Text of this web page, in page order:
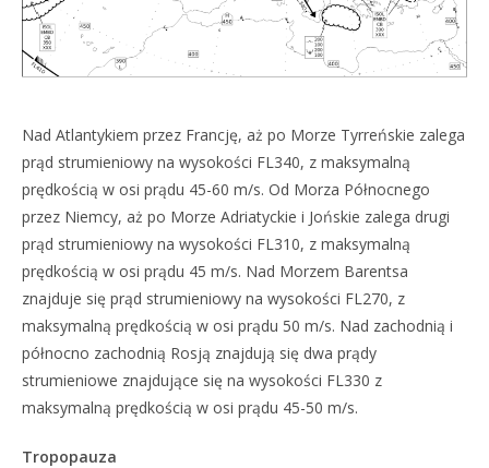
Nad Atlantykiem przez Francję, aż po Morze Tyrreńskie zalega
prąd strumieniowy na wysokości FL340, z maksymalną
prędkością w osi prądu 45-60 m/s. Od Morza Północnego
przez Niemcy, aż po Morze Adriatyckie i Jońskie zalega drugi
prąd strumieniowy na wysokości FL310, z maksymalną
prędkością w osi prądu 45 m/s. Nad Morzem Barentsa
znajduje się prąd strumieniowy na wysokości FL270, z
maksymalną prędkością w osi prądu 50 m/s. Nad zachodnią i
północno zachodnią Rosją znajdują się dwa prądy
strumieniowe znajdujące się na wysokości FL330 z
maksymalną prędkością w osi prądu 45-50 m/s.
Tropopauza